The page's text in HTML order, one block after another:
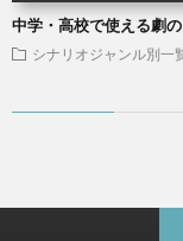
中学・高校で使える劇
シナリオジャンル別一